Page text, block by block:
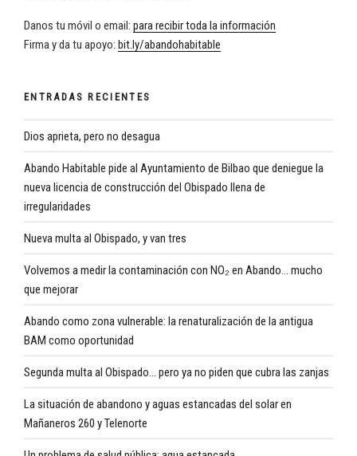
Danos tu móvil o email: para recibir toda la información
Firma y da tu apoyo: bit.ly/abandohabitable
ENTRADAS RECIENTES
Dios aprieta, pero no desagua
Abando Habitable pide al Ayuntamiento de Bilbao que deniegue la
nueva licencia de construcción del Obispado llena de
irregularidades
Nueva multa al Obispado, y van tres
Volvemos a medir la contaminación con NO₂ en Abando… mucho
que mejorar
Abando como zona vulnerable: la renaturalización de la antigua
BAM como oportunidad
Segunda multa al Obispado… pero ya no piden que cubra las zanjas
La situación de abandono y aguas estancadas del solar en
Mañaneros 260 y Telenorte